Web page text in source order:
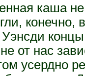
каша
конечно,
от нас
усердно